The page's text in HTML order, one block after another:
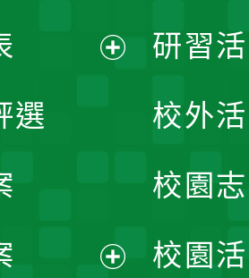
單
選
研習
校外
校園
校園